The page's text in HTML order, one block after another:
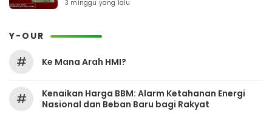
3 minggu yang lalu
Y-OUR
# Ke Mana Arah HMI?
#
Kenaikan Harga BBM: Alarm Ketahanan Energi
Nasional dan Beban Baru bagi Rakyat